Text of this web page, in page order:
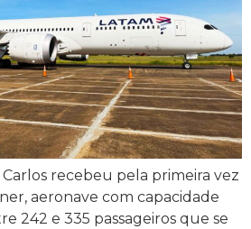
recebeu pela primeira vez
aeronave com capacidade
242 e 335 passageiros que se